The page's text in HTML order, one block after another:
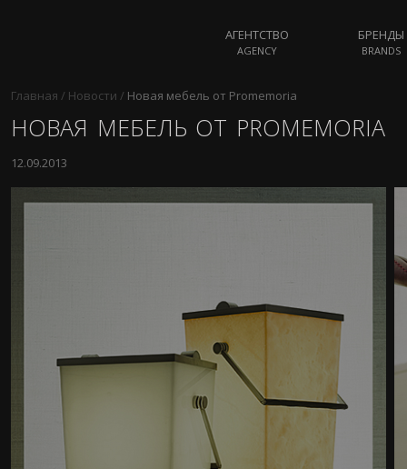
АГЕНТСТВО
AGENCY
БРЕНДЫ
BRANDS
Главная / Новости / Новая мебель от Promemoria
НОВАЯ МЕБЕЛЬ ОТ PROMEMORIA
12.09.2013